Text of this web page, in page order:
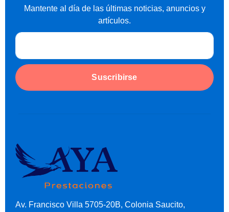
Mantente al día de las últimas noticias, anuncios y
artículos.
Suscribirse
Av. Francisco Villa 5705-20B, Colonia Saucito,